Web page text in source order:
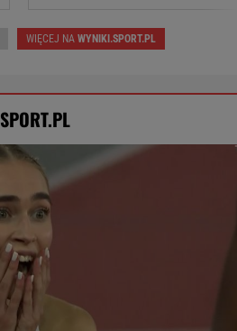
WIĘCEJ NAWYNIKI.SPORT.PL
SPORT.PL